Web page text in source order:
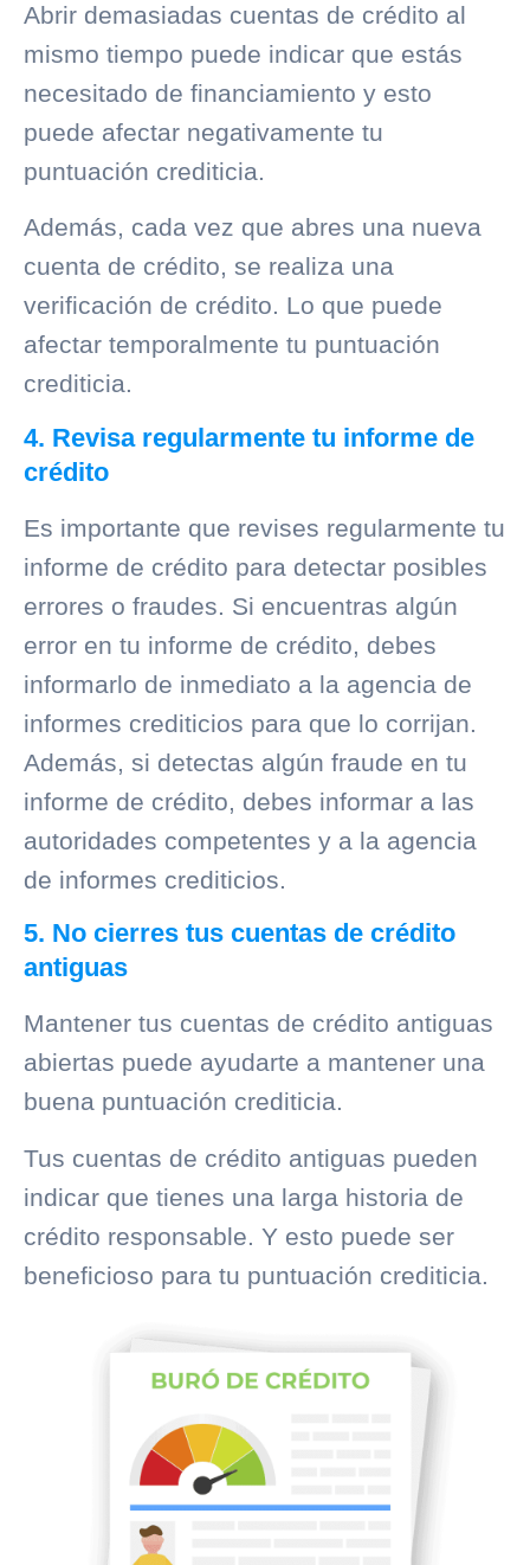
Abrir demasiadas cuentas de crédito al
mismo tiempo puede indicar que estás
necesitado de financiamiento y esto
puede afectar negativamente tu
puntuación crediticia.
Además, cada vez que abres una nueva
cuenta de crédito, se realiza una
verificación de crédito. Lo que puede
afectar temporalmente tu puntuación
crediticia.
4. Revisa regularmente tu informe de
crédito
Es importante que revises regularmente tu
informe de crédito para detectar posibles
errores o fraudes. Si encuentras algún
error en tu informe de crédito, debes
informarlo de inmediato a la agencia de
informes crediticios para que lo corrijan.
Además, si detectas algún fraude en tu
informe de crédito, debes informar a las
autoridades competentes y a la agencia
de informes crediticios.
5. No cierres tus cuentas de crédito
antiguas
Mantener tus cuentas de crédito antiguas
abiertas puede ayudarte a mantener una
buena puntuación crediticia.
Tus cuentas de crédito antiguas pueden
indicar que tienes una larga historia de
crédito responsable. Y esto puede ser
beneficioso para tu puntuación crediticia.